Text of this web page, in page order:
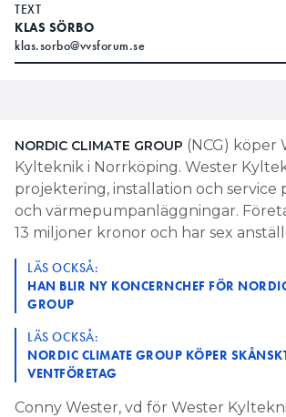
TEXT
KLAS SÖRBO
klas.sorbo@vvsforum.se
NORDIC CLIMATE GROUP (NCG) köper
Kylteknik i Norrköping. Wester
projektering, installation och service
och värmepumpanläggningar.
13 miljoner kronor och har sex
LÄS OCKSÅ:
HAN BLIR NY KONCERNCHEF FÖR
GROUP
LÄS OCKSÅ:
NORDIC CLIMATE GROUP KÖPER
VENTFÖRETAG
Conny Wester, vd för Wester